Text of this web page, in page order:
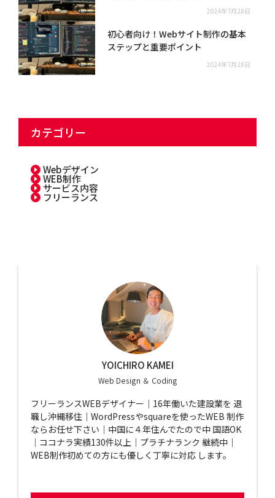
2024年7月28日
初心者向け！Webサイト制作の基本
ステップと重要ポイント
2024年7月28日
カテゴリー
Webデザイン
WEB制作
サービス内容
フリーランス
YOICHIRO KAMEI
Web Design ＆ Coding
フリーランスWEBデザイナー｜16年働いた建設業を 退
職し沖縄移住｜WordPressやsquareを使ったWEB 制作
ならお任せ下さい｜中国に４年住んでたので中 国語OK
｜ココナラ実績130件以上｜プラチナランク 継続中｜
WEB制作初めての方にも優しく丁寧に対応 します。